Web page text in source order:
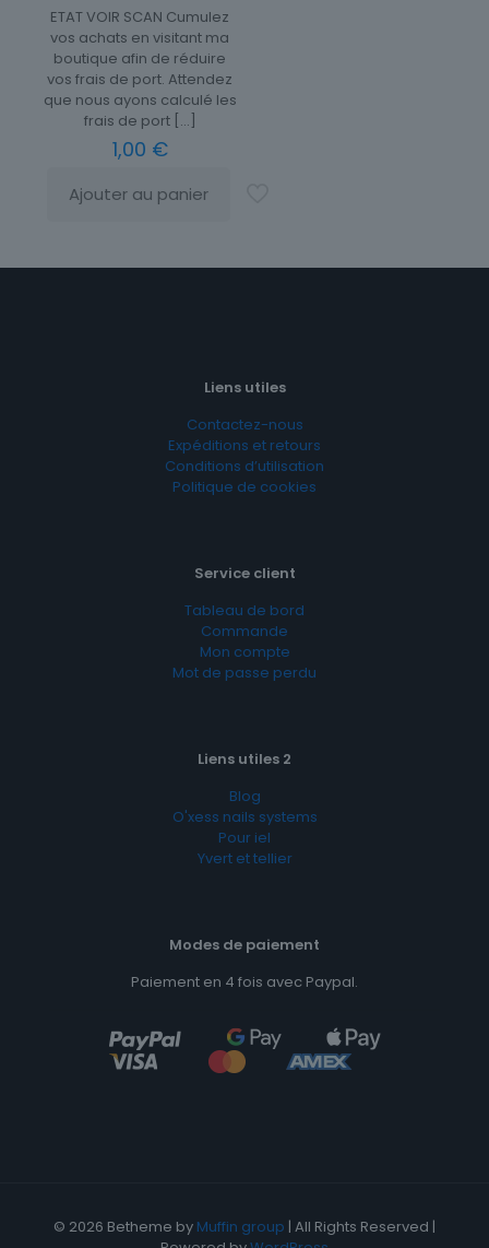
ETAT VOIR SCAN Cumulez
vos achats en visitant ma
boutique afin de réduire
vos frais de port. Attendez
que nous ayons calculé les
frais de port[…]
1,00 €
Ajouter au panier
Liens utiles
Contactez-nous
Expéditions et retours
Conditions d’utilisation
Politique de cookies
Service client
Tableau de bord
Commande
Mon compte
Mot de passe perdu
Liens utiles 2
Blog
O'xess nails systems
Pour iel
Yvert et tellier
Modes de paiement
Paiement en 4 fois avec Paypal.
© 2026 Betheme by Muffin group | All Rights Reserved |